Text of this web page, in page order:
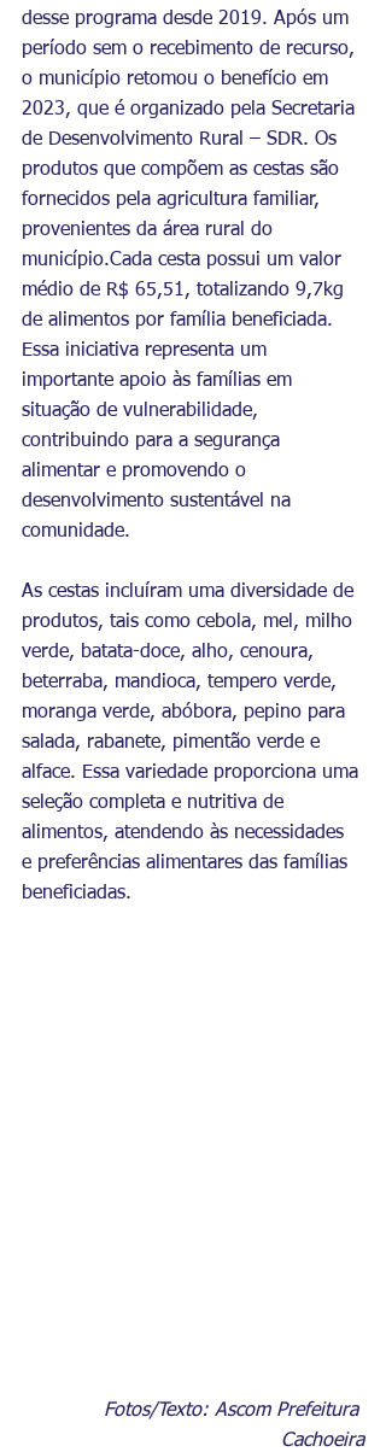
desse programa desde 2019. Após um
período sem o recebimento de recurso,
o município retomou o benefício em
2023, que é organizado pela Secretaria
de Desenvolvimento Rural – SDR. Os
produtos que compõem as cestas são
fornecidos pela agricultura familiar,
provenientes da área rural do
município.Cada cesta possui um valor
médio de R$ 65,51, totalizando 9,7kg
de alimentos por família beneficiada.
Essa iniciativa representa um
importante apoio às famílias em
situação de vulnerabilidade,
contribuindo para a segurança
alimentar e promovendo o
desenvolvimento sustentável na
comunidade.
As cestas incluíram uma diversidade de
produtos, tais como cebola, mel, milho
verde, batata-doce, alho, cenoura,
beterraba, mandioca, tempero verde,
moranga verde, abóbora, pepino para
salada, rabanete, pimentão verde e
alface. Essa variedade proporciona uma
seleção completa e nutritiva de
alimentos, atendendo às necessidades
e preferências alimentares das famílias
beneficiadas.
Fotos/Texto: Ascom Prefeitura
Cachoeira